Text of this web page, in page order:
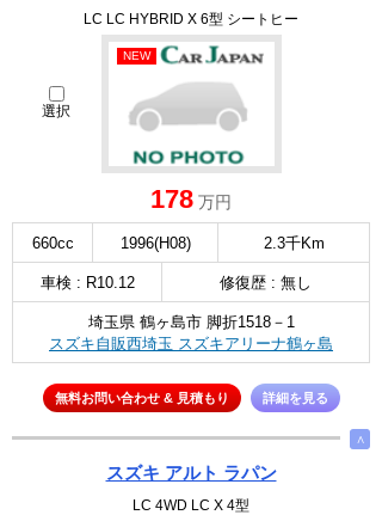
LC LC HYBRID X 6型 シートヒー
選択
NEW
178 万円
660cc 1996(H08) 2.3千Km
車検 : R10.12 修復歴 : 無し
埼玉県 鶴ヶ島市 脚折1518－1
スズキ自販西埼玉 スズキアリーナ鶴ヶ島
無料お問い合わせ & 見積もり 詳細を見る
∧
スズキ アルト ラパン
LC 4WD LC X 4型